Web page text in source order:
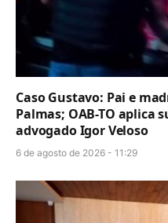
Caso Gustavo: Pai e
Palmas; OAB-TO aplica
advogado Igor Veloso
6 de agosto de 2026 - 11:29